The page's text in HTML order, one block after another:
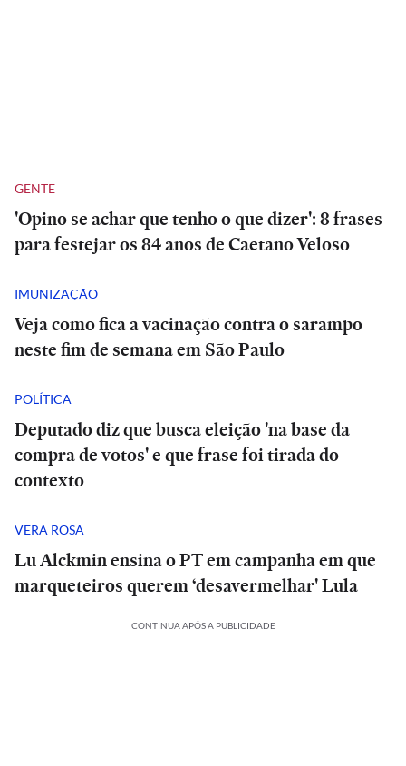
GENTE
'Opino se achar que tenho o que dizer': 8 frases
para festejar os 84 anos de Caetano Veloso
IMUNIZAÇÃO
Veja como fica a vacinação contra o sarampo
neste fim de semana em São Paulo
POLÍTICA
Deputado diz que busca eleição 'na base da
compra de votos' e que frase foi tirada do
contexto
VERA ROSA
Lu Alckmin ensina o PT em campanha em que
marqueteiros querem ‘desavermelhar' Lula
CONTINUA APÓS A PUBLICIDADE